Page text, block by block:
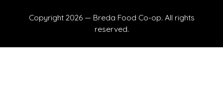
Copyright 2026 — Breda Food Co-op. All rights
reserved.